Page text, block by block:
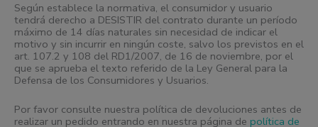
Según establece la normativa, el consumidor y usuario
tendrá derecho a DESISTIR del contrato durante un período
máximo de 14 días naturales sin necesidad de indicar el
motivo y sin incurrir en ningún coste, salvo los previstos en el
art. 107.2 y 108 del RD1/2007, de 16 de noviembre, por el
que se aprueba el texto referido de la Ley General para la
Defensa de los Consumidores y Usuarios.
Por favor consulte nuestra política de devoluciones antes de
realizar un pedido entrando en nuestra página de política de